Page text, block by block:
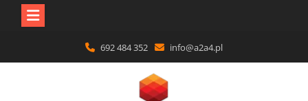
content
692 484 352 info@a2a4.pl